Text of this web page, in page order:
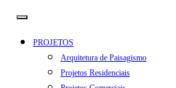
PROJETOS
Arquitetura de Paisagismo
Projetos Residenciais